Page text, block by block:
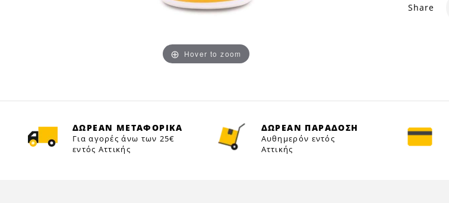
Hover to zoom
Share
ΔΩΡΕΑΝ ΜΕΤΑΦΟΡΙΚΑ
Για αγορές άνω των 25€
εντός Αττικής
ΔΩΡΕΑΝ ΠΑΡΑΔΟΣΗ
Αυθημερόν εντός
Αττικής